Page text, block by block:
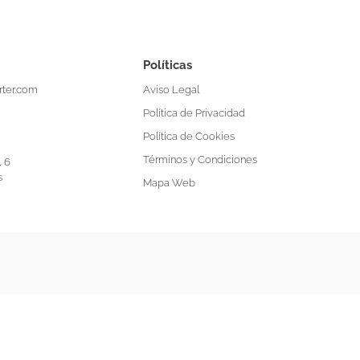
6
Políticas
Aviso Legal
Política de Privacidad
Política de Cookies
Términos y Condiciones
Mapa Web